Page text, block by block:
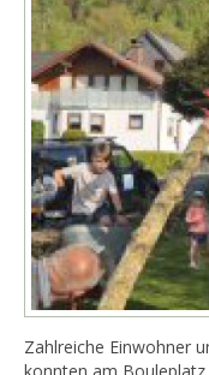
Zahlreiche Einwohner